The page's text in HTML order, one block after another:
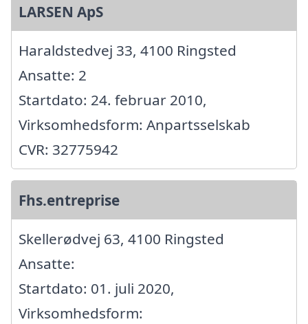
LARSEN ApS
Haraldstedvej 33, 4100 Ringsted
Ansatte: 2
Startdato: 24. februar 2010,
Virksomhedsform: Anpartsselskab
CVR: 32775942
Fhs.entreprise
Skellerødvej 63, 4100 Ringsted
Ansatte:
Startdato: 01. juli 2020,
Virksomhedsform: